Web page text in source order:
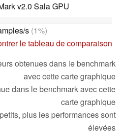
v2.0 Sala GPU
s(1%)
le tableau de comparaison
obtenues dans le benchmark
avec cette carte graphique
dans le benchmark avec cette
carte graphique
plus les performances sont
élevées